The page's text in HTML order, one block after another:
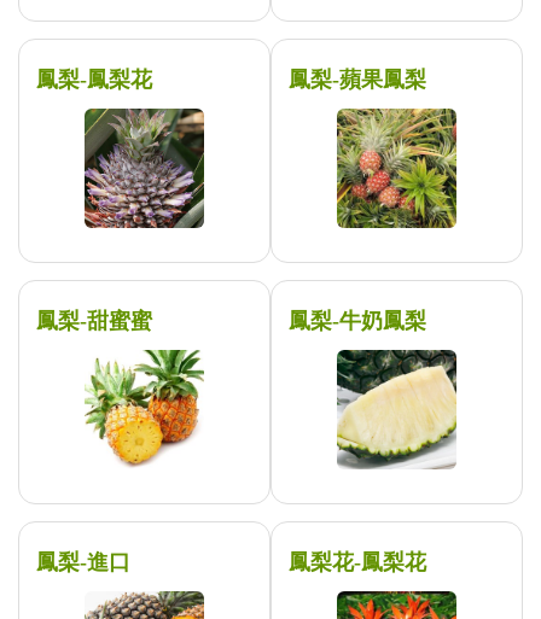
鳳梨-鳳梨花 鳳梨-蘋果鳳梨
鳳梨-甜蜜蜜 鳳梨-牛奶鳳梨
鳳梨-進口 鳳梨花-鳳梨花